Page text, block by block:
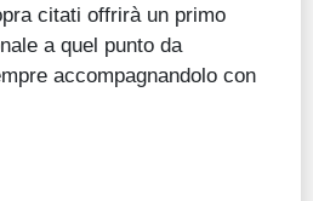
citati offrirà un primo
a quel punto da
accompagnandolo con